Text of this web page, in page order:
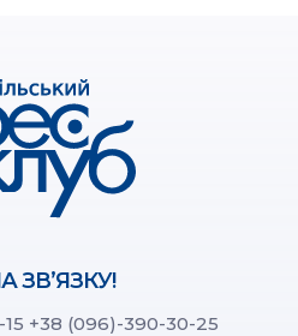
ЗВ’ЯЗКУ!
+38 (096)-390-30-25